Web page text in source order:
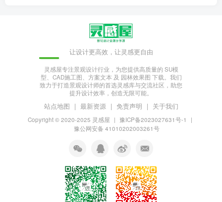
让设计更高效，让灵感更自由
灵感屋专注景观设计行业，为您提供高质量的 SU模
型、CAD施工图、方案文本 及 园林效果图 下载。我们
致力于打造景观设计师的首选灵感库与交流社区，助您
提升设计效率，创造无限可能。
站点地图 | 最新资源 | 免责声明 | 关于我们
Copyright © 2020-2025 灵感屋 | 豫ICP备2023027631号-1
|
豫公网安备 41010202003261号